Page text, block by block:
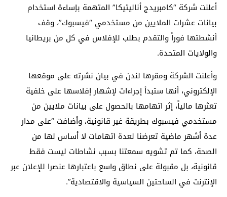
أعلنت شركة “كامبريدج أناليتيكا” المتهمة بإساءة استخدام
بيانات عشرات الملايين من مستخدمي “فيسبوك”، وقف
أنشطتها فوراً والتقدم بطلب للإفلاس في كل من بريطانيا
والولايات المتحدة.
وأعلنت الشركة ومقرها لندن في بيان نشرته على موقعها
الإلكتروني، أنها ستبدأ إجراءات لإشهار إفلاسها على خلفية
تعثرها مالياً، إثر اتهامها بالحصول على بيانات ملايين من
مستخدمي فيسبوك بطريقة غير قانونية، وأضافت “على مدار
عدة أشهر ماضية تعرضنا لعدة اتهامات لا أساس لها من
الصحة، كما تم تشويه سمعتنا بسبب نشاطات ليست فقط
قانونية، بل مقبولة على نطاق واسع باعتبارها عنصرا للإعلان عبر
الإنترنت في الساحتين السياسية والاقتصادية”.